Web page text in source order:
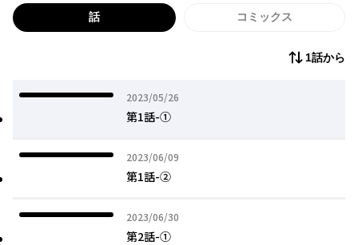
話 コミックス
1話から
2023/05/26
2023年05月26日
第1話-①
2023/06/09
2023年06月09日
第1話-②
2023/06/30
2023年06月30日
第2話-①